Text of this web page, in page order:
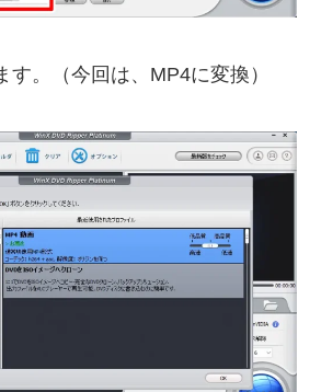
す。（今回は、MP4に変換）